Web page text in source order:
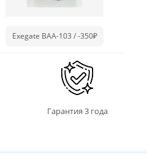
Exegate BAA-103 /-350₽
Гарантия 3 года